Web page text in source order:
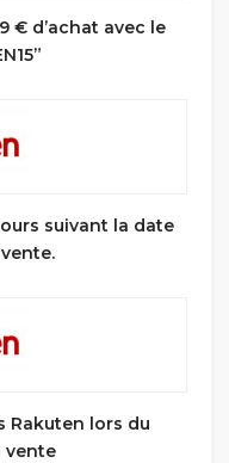
€ d’achat avec le
suivant la date
Rakuten lors du
vente